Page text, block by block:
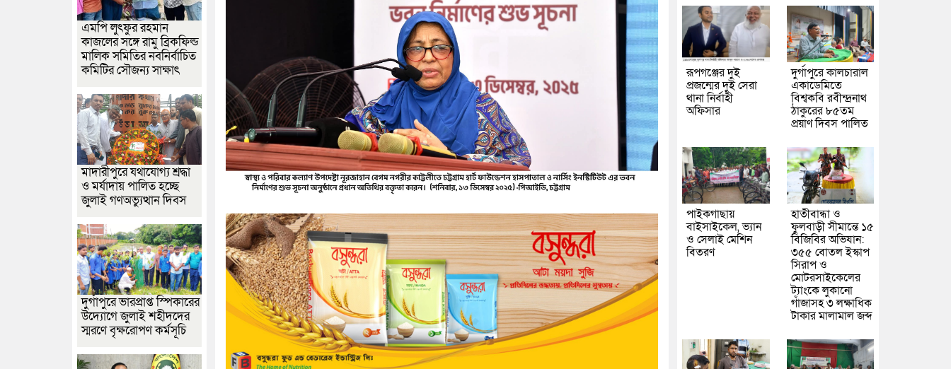
এমপি লুৎফুর রহমান
কাজলের সঙ্গে রামু ব্রিকফিল্ড
মালিক সমিতির নবনির্বাচিত
কমিটির সৌজন্য সাক্ষাৎ
মাদারীপুরে যথাযোগ্য শ্রদ্ধা
ও মর্যাদায় পালিত হচ্ছে
জুলাই গণঅভ্যুত্থান দিবস
দুর্গাপুরে ভারপ্রাপ্ত স্পিকারের
উদ্যোগে জুলাই শহীদদের
স্মরণে বৃক্ষরোপণ কর্মসূচি
রূপগঞ্জের দুই
প্রজন্মের দুই সেরা
থানা নির্বাহী
অফিসার
দুর্গাপুরে কালচারাল
একাডেমিতে
বিশ্বকবি রবীন্দ্রনাথ
ঠাকুরের ৮৫তম
প্রয়াণ দিবস পালিত
পাইকগাছায়
বাইসাইকেল, ভ্যান
ও সেলাই মেশিন
বিতরণ
হাতীবান্ধা ও
ফুলবাড়ী সীমান্তে ১৫
বিজিবির অভিযান:
৩৫৫ বোতল ইস্কাপ
সিরাপ ও
মোটরসাইকেলের
ট্যাংকে লুকানো
গাঁজাসহ ৩ লক্ষাধিক
টাকার মালামাল জব্দ